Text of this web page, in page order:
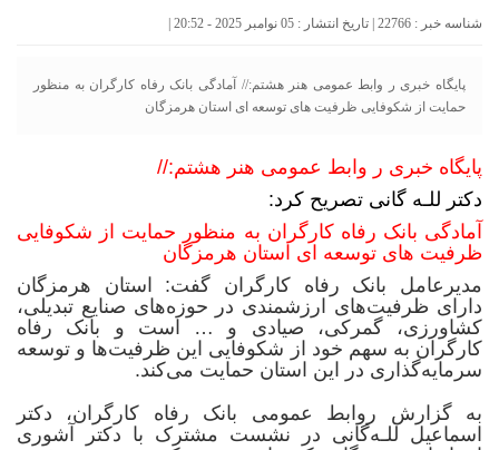
شناسه خبر : 22766 | تاریخ انتشار : 05 نوامبر 2025 - 20:52 |
پایگاه خبری ر وابط عمومی هنر هشتم:// آمادگی بانک رفاه کارگران به منظور
حمایت از شکوفایی ظرفیت های توسعه ای استان هرمزگان
پایگاه خبری ر وابط عمومی هنر هشتم://
دکتر للـه گانی تصریح کرد:
آمادگی بانک رفاه کارگران به منظور حمایت از شکوفایی
ظرفیت های توسعه ای استان هرمزگان
مدیرعامل بانک رفاه کارگران گفت: استان هرمزگان
دارای ظرفیت‌های ارزشمندی در حوزه‌های صنایع تبدیلی،
کشاورزی، گمرکی، صیادی و … است و بانک رفاه
کارگران به سهم خود از شکوفایی این ظرفیت‌ها و توسعه
سرمایه‌گذاری در این استان حمایت می‌کند.
به گزارش روابط عمومی بانک رفاه کارگران،
دکتر
اسماعیل للـه‌گانی در نشست مشترک با دکتر آشوری